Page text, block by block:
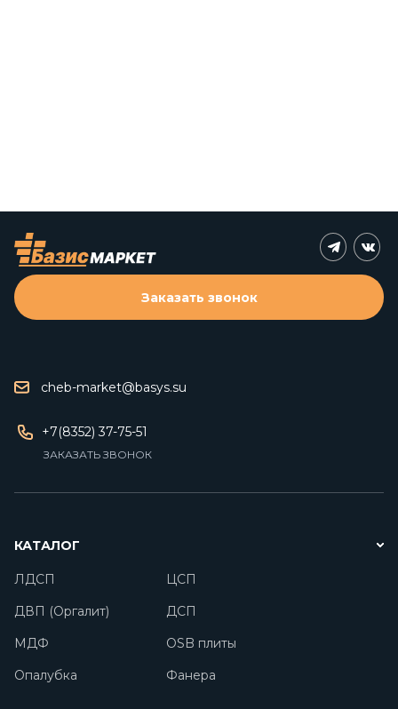
cheb-market@basys.su
+7(8352) 37-75-51
ЗАКАЗАТЬ ЗВОНОК
Заказать звонок
КАТАЛОГ
ЛДСП
ЦСП
ДВП (Оргалит)
ДСП
МДФ
OSB плиты
Опалубка
Фанера